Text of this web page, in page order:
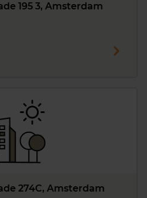
195 3, Amsterdam
274C, Amsterdam